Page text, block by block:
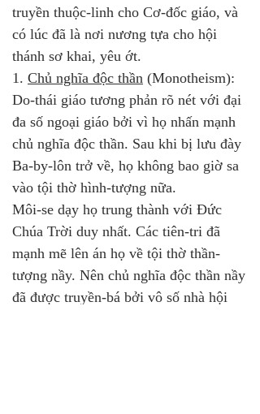
truyền thuộc-linh cho Cơ-đốc giáo, và
có lúc đã là nơi nương tựa cho hội
thánh sơ khai, yêu ớt.
1. Chủ nghĩa độc thần (Monotheism):
Do-thái giáo tương phản rõ nét với đại
đa số ngoại giáo bởi vì họ nhấn mạnh
chủ nghĩa độc thần. Sau khi bị lưu đày
Ba-by-lôn trở về, họ không bao giờ sa
vào tội thờ hình-tượng nữa.
Môi-se dạy họ trung thành với Đức
Chúa Trời duy nhất. Các tiên-tri đã
mạnh mẽ lên án họ về tội thờ thần-
tượng nầy. Nên chủ nghĩa độc thần nầy
đã được truyền-bá bởi vô số nhà hội